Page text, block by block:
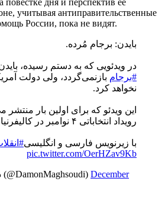
учитывая антиправительственные
России, пока не видят.
بایدن: برجام مُرده.
در ویدئویی که به دستم رسیده،
#برجام بازنمی‌گردد، ولی دولت
نخواهد کرد.
این ویدئو که برای اولین بار
رویداد انتخاباتی ۴ نوامبر در کالیفرنیا را نشان می‌دهد.
با زیرنویس فارسی و انگلیسی
pic.twitter.com/OerHZav9Kb
— دامون مقصودی (@DamonMaghsoudi) December